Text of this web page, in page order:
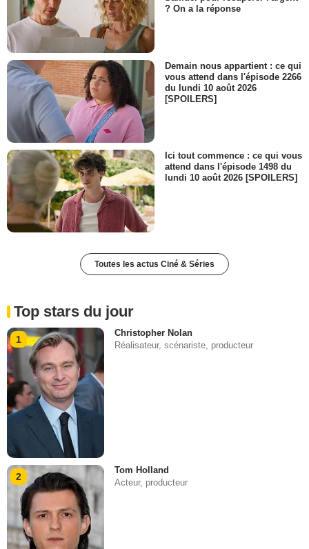
? On a la réponse
Demain nous appartient : ce qui
vous attend dans l'épisode 2266
du lundi 10 août 2026
[SPOILERS]
Ici tout commence : ce qui vous
attend dans l'épisode 1498 du
lundi 10 août 2026 [SPOILERS]
Toutes les actus Ciné & Séries
Top stars du jour
1
Christopher Nolan
Réalisateur, scénariste, producteur
2
Tom Holland
Acteur, producteur